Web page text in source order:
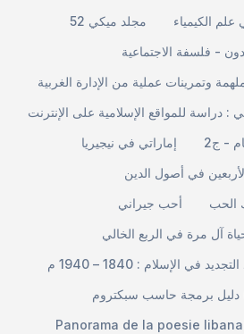
مجلد ميكي 52
الكيمياء
- فلسفة الاجتماعية
وتمرينات عملية من الإدارة الغربية
: دراسة للمواقع الإسلامية على الإنترنت
إماراتي في نيجيريا
- ج2
في أصول الدين
أحب جيراني
الحب
آل مرة في الربع الخالي
في الإسلام : 1840 – 1940 م
Panorama de la poesie